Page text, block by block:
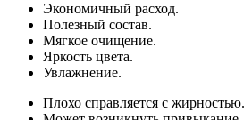
Экономичный расход.
Полезный состав.
Мягкое очищение.
Яркость цвета.
Увлажнение.
Плохо справляется с жирностью.